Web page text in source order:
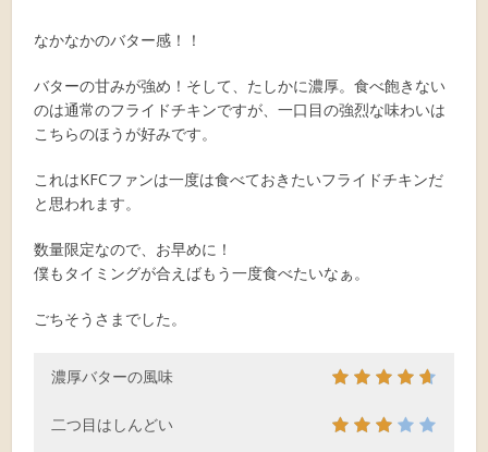
なかなかのバター感！！
バターの甘みが強め！そして、たしかに濃厚。食べ飽きない
のは通常のフライドチキンですが、一口目の強烈な味わいは
こちらのほうが好みです。
これはKFCファンは一度は食べておきたいフライドチキンだ
と思われます。
数量限定なので、お早めに！
僕もタイミングが合えばもう一度食べたいなぁ。
ごちそうさまでした。
濃厚バターの風味
二つ目はしんどい